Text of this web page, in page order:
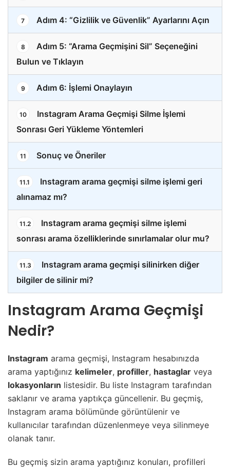
7 Adım 4: “Gizlilik ve Güvenlik” Ayarlarını Açın
8
Adım 5: “Arama Geçmişini Sil” Seçeneğini
Bulun ve Tıklayın
9 Adım 6: İşlemi Onaylayın
10
Instagram Arama Geçmişi Silme İşlemi
Sonrası Geri Yükleme Yöntemleri
11 Sonuç ve Öneriler
11.1
Instagram arama geçmişi silme işlemi geri
alınamaz mı?
11.2
Instagram arama geçmişi silme işlemi
sonrası arama özelliklerinde sınırlamalar olur mu?
11.3
Instagram arama geçmişi silinirken diğer
bilgiler de silinir mi?
Instagram Arama Geçmişi
Nedir?
Instagram arama geçmişi, Instagram hesabınızda
arama yaptığınız kelimeler, profiller, hastaglar veya
lokasyonların listesidir. Bu liste Instagram tarafından
saklanır ve arama yaptıkça güncellenir. Bu geçmiş,
Instagram arama bölümünde görüntülenir ve
kullanıcılar tarafından düzenlenmeye veya silinmeye
olanak tanır.
Bu geçmiş sizin arama yaptığınız konuları, profilleri